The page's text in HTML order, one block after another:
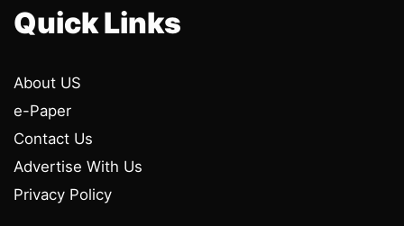
Quick Links
About US
e-Paper
Contact Us
Advertise With Us
Privacy Policy